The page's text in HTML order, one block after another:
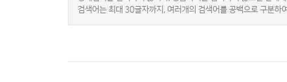
검색어는 최대 30글자까지, 여러개의 검색어를 공백으로 구분하